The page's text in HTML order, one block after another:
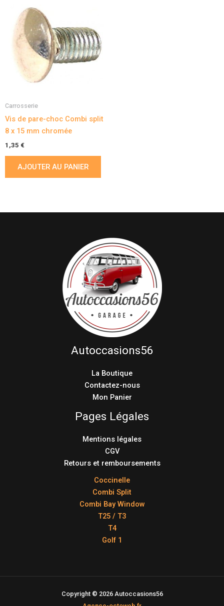
Carrosserie
Vis de pare-choc Combi split
8 x 15 mm chromée
1,35 €
AJOUTER AU PANIER
Autoccasions56
La Boutique
Contactez-nous
Mon Panier
Pages Légales
Mentions légales
CGV
Retours et remboursements
Coccinelle
Combi Split
Combi Bay Window
T25 / T3
T4
Golf 1
Copyright © 2026 Autoccasions56